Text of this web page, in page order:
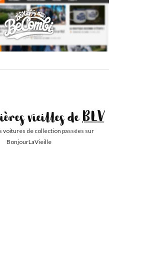
vieilles deBLV
voitures de collection passées sur
BonjourLaVieille